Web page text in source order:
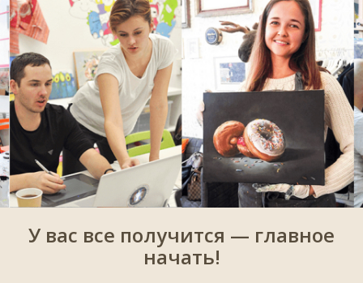
У вас все получится — главное
начать!